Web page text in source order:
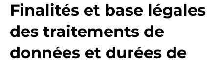
Finalités et base légales
des traitements de
données et durées de